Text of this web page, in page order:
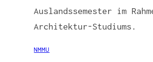
Auslandssemester im
Architektur-Studiums.
NMMU